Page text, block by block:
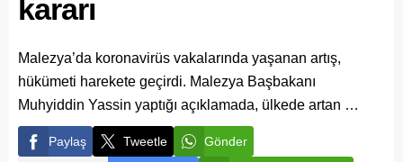
kararı
Malezya’da koronavirüs vakalarında yaşanan artış,
hükümeti harekete geçirdi. Malezya Başbakanı
Muhyiddin Yassin yaptığı açıklamada, ülkede artan …
Paylaş Tweetle Gönder